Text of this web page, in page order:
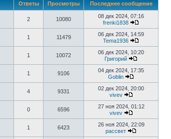
Ответы Просмотры Последнее сообщение
2 10080
08 дек 2024, 07:16
frenki1838
1 11479
06 дек 2024, 14:59
Tema1936
1 10072
06 дек 2024, 10:20
Григорий
1 9106
04 дек 2024, 17:35
Goblin
4 9331
02 дек 2024, 20:00
vivev
0 6596
27 ноя 2024, 01:12
vivev
1 6423
26 ноя 2024, 22:09
рассвет